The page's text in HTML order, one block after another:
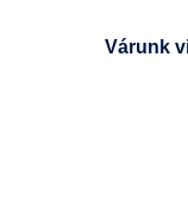
Várunk